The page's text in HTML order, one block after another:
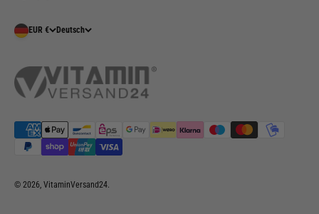
EUR € Deutsch
© 2026, VitaminVersand24.